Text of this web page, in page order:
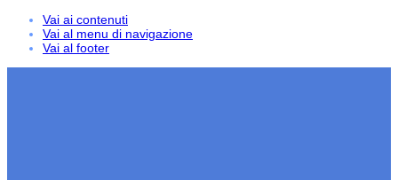
Vai ai contenuti
Vai al menu di navigazione
Vai al footer